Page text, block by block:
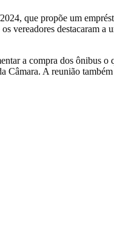
que propõe um
destacaram
a compra dos ônibus o
Câmara. A reunião